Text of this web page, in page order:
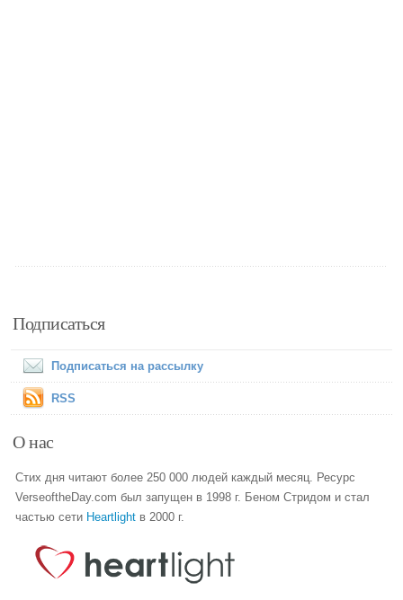
Подписаться
Подписаться на рассылку
RSS
О нас
Стих дня читают более 250 000 людей каждый месяц. Ресурс
VerseoftheDay.com был запущен в 1998 г. Беном Стридом и стал
частью сети Heartlight в 2000 г.